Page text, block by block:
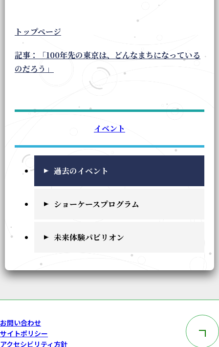
イベント
過去のイベント
ショーケースプログラム
未来体験パビリオン
トップページ
記事：「100年先の東京は、どんなまちになっている
のだろう」
お問い合わせ
サイトポリシー
アクセシビリティ方針
このペー